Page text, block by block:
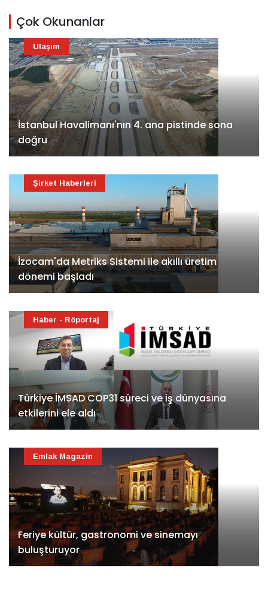
Çok Okunanlar
İstanbul Havalimanı'nın 4. ana pistinde sona
doğru
Ulaşım
İzocam'da Metriks Sistemi ile akıllı üretim
dönemi başladı
Şirket Haberleri
Türkiye İMSAD COP31 süreci ve iş dünyasına
etkilerini ele aldı
Haber - Röportaj
Feriye kültür, gastronomi ve sinemayı
buluşturuyor
Emlak Magazin